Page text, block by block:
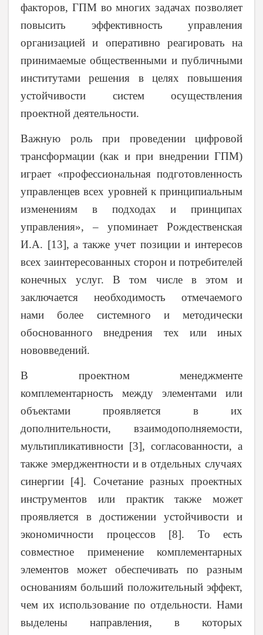
факторов, ГПМ во многих задачах позволяет
повысить эффективность управления
организацией и оперативно реагировать на
принимаемые общественными и публичными
институтами решения в целях повышения
устойчивости систем осуществления
проектной деятельности.
Важную роль при проведении цифровой
трансформации (как и при внедрении ГПМ)
играет «профессиональная подготовленность
управленцев всех уровней к принципиальным
изменениям в подходах и принципах
управления», – упоминает Рождественская
И.А. [13], а также учет позиции и интересов
всех заинтересованных сторон и потребителей
конечных услуг. В том числе в этом и
заключается необходимость отмечаемого
нами более системного и методически
обоснованного внедрения тех или иных
нововведений.
В проектном менеджменте
комплементарность между элементами или
объектами проявляется в их
дополнительности, взаимодополняемости,
мультипликативности [3], согласованности, а
также эмерджентности и в отдельных случаях
синергии [4]. Сочетание разных проектных
инструментов или практик также может
проявляется в достижении устойчивости и
экономичности процессов [8]. То есть
совместное применение комплементарных
элементов может обеспечивать по разным
основаниям больший положительный эффект,
чем их использование по отдельности. Нами
выделены направления, в которых